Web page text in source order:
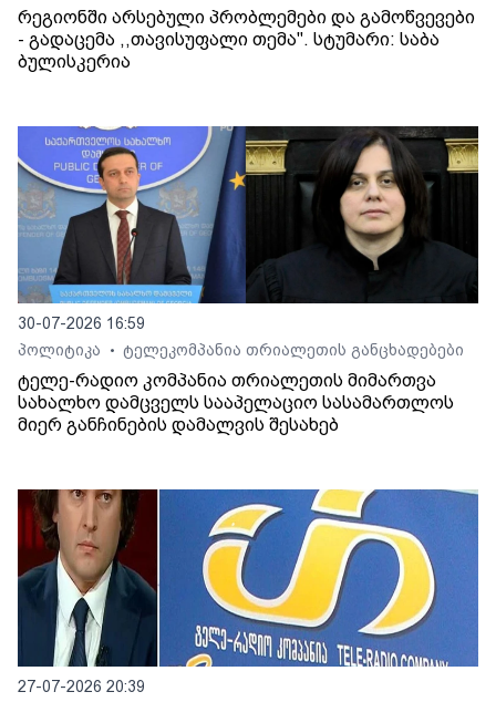
რეგიონში არსებული პრობლემები და გამოწვევები
- გადაცემა ,,თავისუფალი თემა". სტუმარი: საბა
ბულისკერია
30-07-2026 16:59
პოლიტიკა
• ტელეკომპანია თრიალეთის განცხადებები
ტელე-რადიო კომპანია თრიალეთის მიმართვა
სახალხო დამცველს სააპელაციო სასამართლოს
მიერ განჩინების დამალვის შესახებ
27-07-2026 20:39